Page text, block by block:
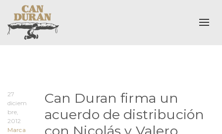
27
diciem
bre,
2012
Marca
Can Duran firma un
acuerdo de distribución